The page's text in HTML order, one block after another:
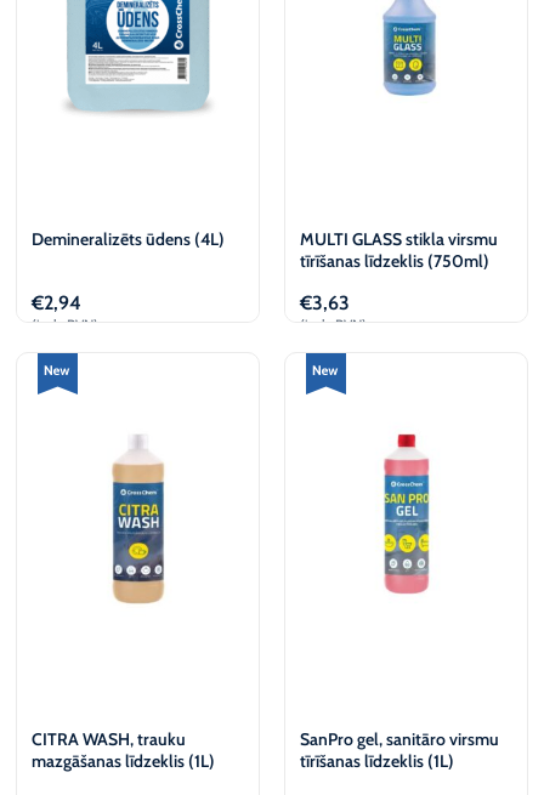
Demineralizēts ūdens (4L)
€2,94
(iesk. PVN)
MULTI GLASS stikla virsmu
tīrīšanas līdzeklis (750ml)
€3,63
(iesk. PVN)
CITRA WASH, trauku
mazgāšanas līdzeklis (1L)
SanPro gel, sanitāro virsmu
tīrīšanas līdzeklis (1L)